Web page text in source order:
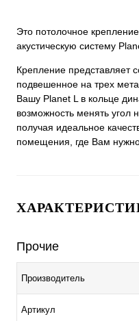
Это потолочное
акустическую систему
Крепление представляет
подвешенное на трех
Вашу Planet L в кольце
возможность менять угол
получая идеальное
помещения, где Вам
Прочие
Производитель
Артикул